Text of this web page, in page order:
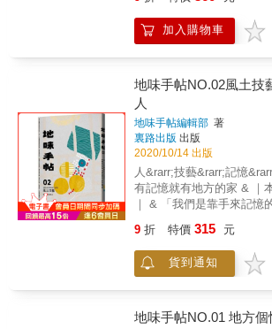
讓家保持365天整潔舒適
家也能變成大空間！ ◆ 乾
家，全靠好的收納方法與
成整潔有序的生活好習慣
來的，你怎麼過一天，就
理，從今天開始吧！家需要
要！ &
過程會有新發現。 & ▌居住・練習順手、不心
煩的收納和打掃，維持日
─做家事一次只要五分鐘、
方/區域就好，沒做完就先放著。 ─實
和文件，準備一個「待處
為單位處理一次。 ▌個人保養・讓身心不囤
積廢物，就是過好簡單生活的
用過度控制飲食，但天天
菜和水分。 ─憤怒的表達、悲傷的眼淚，都是
發洩壓力的方式，不要太過忍耐
生活・不管是一個人吃飯
餐，都應該沒有壓力的情況下下
友來家裡吃飯之前，可以
家人試吃看看。 ─想一個人慢慢喝的葡萄酒，
挑選稍微貴一點、放兩天
酒。 &
取捨； 我們也不會被潮流、便利性或浮泛的華
麗所迷惑，造成無謂的浪費， 多餘之物自
消失，在簡約中更有餘裕
居】為起點， 提出具體的思考理念和實作方
針，讓你在日常中一邊汲
習， 陶養洗練的感性，重新認知幸福與富饒的
真義。 此次推出的暢銷典藏新版，以溫潤、優
雅的全新封面和彩頁設計， 搭配生活美學作家
與達人的推薦引介， 陪伴你擷取更多生活的靈
感，打造專屬於自己的風格美學。
的風格練習題】 ◎讓「喜好」與「適合」變得
一致 ◎比起數量與品牌，更講究品質和美感 ◎
不吃眼睛想吃的，要吃身體需要的
尚．微格調．小清新」的平衡美學
是尊重和體貼的原點 ◎珍惜與維護，是對物品
應有的禮貌 ◎「生活風格」並不等於「生活習
慣」 ◎「工作的時間」也是「自己的時間」 ◎
每五年為生活做一次全面體檢 ◎捨棄，是
葬禮提案⋯⋯零廢棄生活比
適 看作者從日常小事到人生大事，用環保玩轉
的目的不是執著於製造多
化生活後帶來的快樂。這
活的工具書，而是一本赤
坪大的公寓裡，作者歷經
在客廳的水池中迎來第一個孩子。
廢棄的「零」給嚇到了，
的父母或子女一樣，這無
成並非重要。如果你想有
的事，或對生活感到疲憊
&hellip;&hellip;不妨從減少日
的事情上。 「我們和大家一樣上市場買菜、穿
衣、旅行，只是嘗試用可
化的步調來讓自己更有餘
更少垃圾 #更多空間 #更多
加入購物車
地味手帖NO.02風土技
人
地味手帖編輯部 著
裏路出版 出版
2020/10/14 出版
人&rarr;技藝&rarr;記憶
有記憶就有地方的家 & ｜
｜ & 「我們是靠手來記憶
家。 & 當人長久居住在土
活條件、更豐厚的文化內涵
藝。技藝依著所在地的地
而是生活其上的文化和人
9 折 特價 315 元
貨到通知
地味手帖NO.01 地方